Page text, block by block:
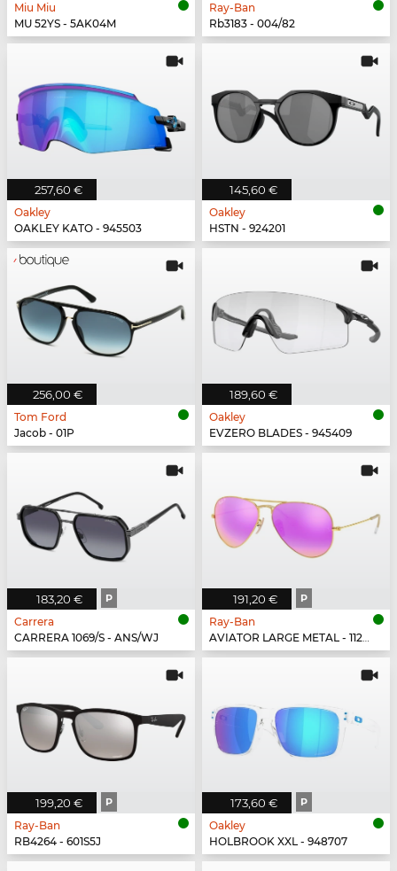
Miu Miu
MU 52YS - 5AK04M
Ray-Ban
Rb3183 - 004/82
257,60 €
Oakley
OAKLEY KATO - 945503
145,60 €
Oakley
HSTN - 924201
256,00 €
Tom Ford
Jacob - 01P
189,60 €
Oakley
EVZERO BLADES - 945409
183,20 € P
Carrera
CARRERA 1069/S - ANS/WJ
191,20 € P
Ray-Ban
AVIATOR LARGE METAL - 112/1Q
199,20 € P
Ray-Ban
RB4264 - 601S5J
173,60 € P
Oakley
HOLBROOK XXL - 948707